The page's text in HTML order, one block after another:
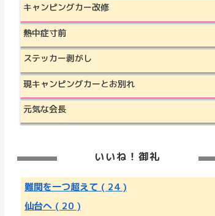
キャンピングカー改修
熱中症寸前
ステッカー剥がし
現キャンピングカーとお別れ
元気な会長
いいね！御礼
難関を一つ超えて ( 24 )
仙台へ ( 20 )